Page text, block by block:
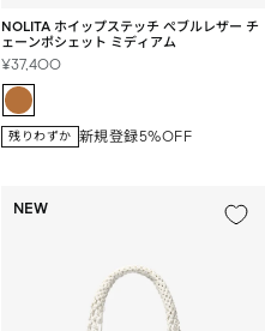
NOLITA ホイップステッチ ぺブルレザー チ
ェーンポシェット ミディアム
セ
ー
ル
価
格
¥37,400
残りわずか 新規登録5%OFF
NEW